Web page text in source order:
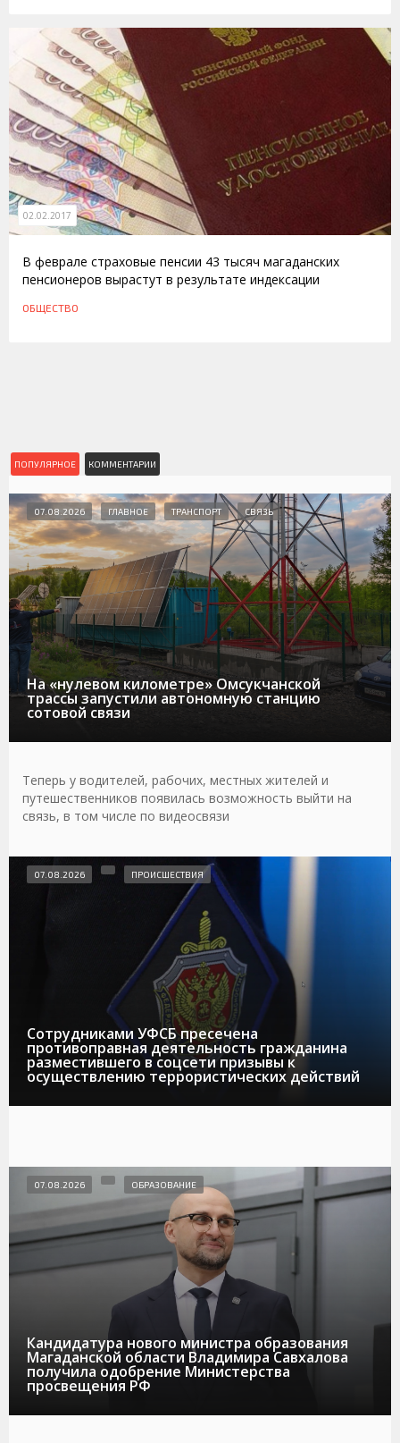
02.02.2017
В феврале страховые пенсии 43 тысяч магаданских
пенсионеров вырастут в результате индексации
ОБЩЕСТВО
ПОПУЛЯРНОЕ КОММЕНТАРИИ
На «нулевом километре» Омсукчанской
трассы запустили автономную станцию
сотовой связи
07.08.2026 ГЛАВНОЕ ТРАНСПОРТ СВЯЗЬ
Теперь у водителей, рабочих, местных жителей и
путешественников появилась возможность выйти на
связь, в том числе по видеосвязи
Сотрудниками УФСБ пресечена
противоправная деятельность гражданина
разместившего в соцсети призывы к
осуществлению террористических действий
07.08.2026 ПРОИСШЕСТВИЯ
Кандидатура нового министра образования
Магаданской области Владимира Савхалова
получила одобрение Министерства
просвещения РФ
07.08.2026 ОБРАЗОВАНИЕ